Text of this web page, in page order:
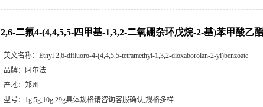
2,6-二氟4-(4,4,5,5-四甲基-1,3,2-二氧硼杂环戊烷-2-基)苯甲酸乙酯
英文名称： Ethyl 2,6-difluoro-4-(4,4,5,5-tetramethyl-1,3,2-dioxaborolan-2-yl)benzoate
品牌：
阿尔法
产地： 郑州
型号： 1g,5g,10g,29g具体规格请咨询客服确认,规格多样